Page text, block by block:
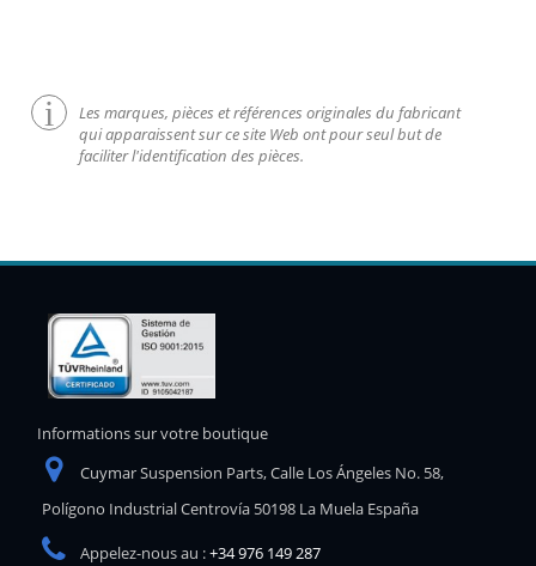
Les marques, pièces et références originales du fabricant
qui apparaissent sur ce site Web ont pour seul but de
faciliter l'identification des pièces.
Informations sur votre boutique
Cuymar Suspension Parts, Calle Los Ángeles No. 58,
Polígono Industrial Centrovía 50198 La Muela España
Appelez-nous au :+34 976 149 287